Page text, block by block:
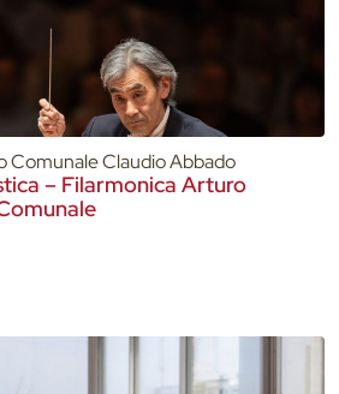
Comunale Claudio Abbado
– Filarmonica Arturo